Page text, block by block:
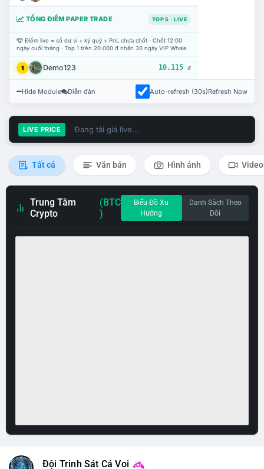
TỔNG ĐIỂM PAPER TRADE TOP 5 · LIVE
Điểm live = số dư ví + ký quỹ + PnL chưa chốt · Chốt 12:00
ngày cuối tháng · Top 1 trên 20.000 đ nhận 30 ngày VIP Whale.
1 Demo123 10.115 đ
Hide Module Diễn đàn Auto-refresh (30s)Refresh Now
LIVE PRICE Đang tải giá live...
Tất cả Văn bản Hình ảnh Video
Trung Tâm
Crypto
(BTC
)
Biểu Đồ Xu
Hướng
Danh Sách Theo
Dõi
Đội Trinh Sát Cá Voi